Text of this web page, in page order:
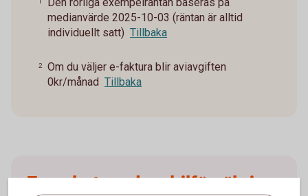
medianvärde 2025-10-03 (räntan är alltid
individuellt satt) Tillbaka
2
Om du väljer e-faktura blir aviavgiften
0kr/månad Tillbaka
Trygghet med en bilförsäkring